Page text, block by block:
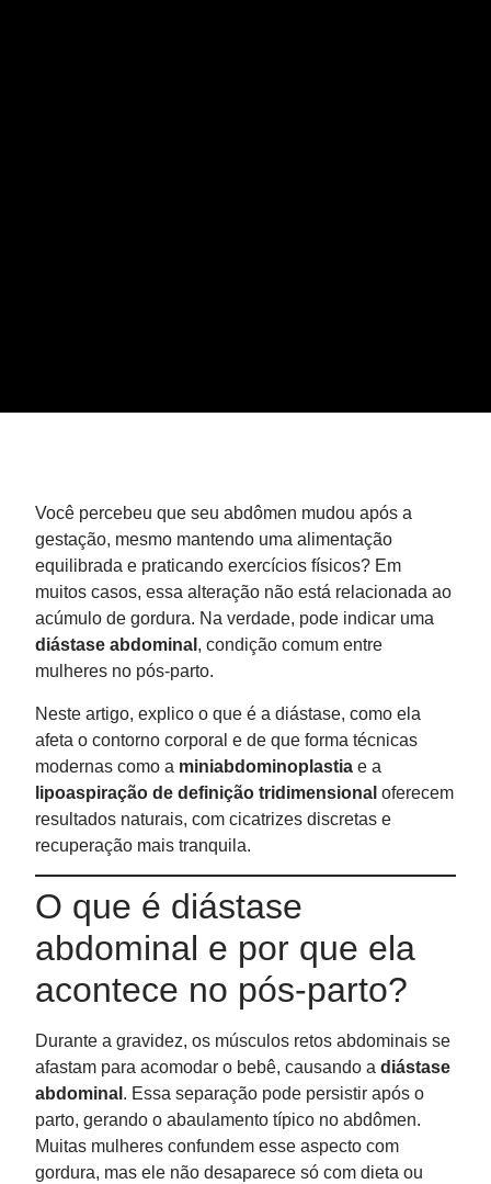
Você percebeu que seu abdômen mudou após a
gestação, mesmo mantendo uma alimentação
equilibrada e praticando exercícios físicos? Em
muitos casos, essa alteração não está relacionada ao
acúmulo de gordura. Na verdade, pode indicar uma
diástase abdominal , condição comum entre
mulheres no pós-parto.
Neste artigo, explico o que é a diástase, como ela
afeta o contorno corporal e de que forma técnicas
modernas como a miniabdominoplastia e a
lipoaspiração de definição tridimensional oferecem
resultados naturais, com cicatrizes discretas e
recuperação mais tranquila.
O que é diástase
abdominal e por que ela
acontece no pós-parto?
Durante a gravidez, os músculos retos abdominais se
afastam para acomodar o bebê, causando a diástase
abdominal . Essa separação pode persistir após o
parto, gerando o abaulamento típico no abdômen.
Muitas mulheres confundem esse aspecto com
gordura, mas ele não desaparece só com dieta ou